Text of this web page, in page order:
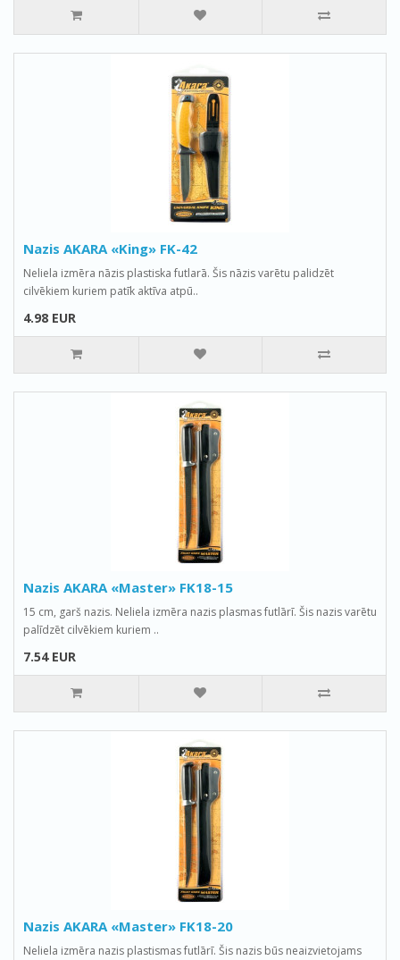
Nazis AKARA «King» FK-42
Neliela izmēra nāzis plastiska futlarā. Šis nāzis varētu palidzēt
cilvēkiem kuriem patīk aktīva atpū..
4.98 EUR
Nazis AKARA «Master» FK18-15
15 cm, garš nazis. Neliela izmēra nazis plasmas futlārī. Šis nazis varētu
palīdzēt cilvēkiem kuriem ..
7.54 EUR
Nazis AKARA «Master» FK18-20
Neliela izmēra nazis plastismas futlārī. Šis nazis būs neaizvietojams